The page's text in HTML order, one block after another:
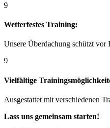
9
Wetterfestes Training:
Unsere Überdachung schützt vor
9
Vielfältige
Ausgestattet mit verschiedenen
Lass uns gemeinsam starten!